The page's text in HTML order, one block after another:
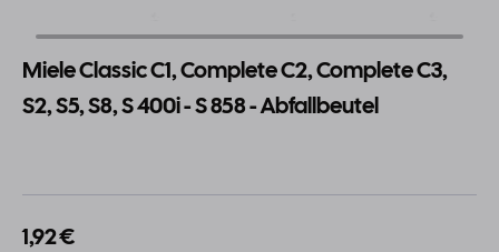
Miele Classic C1, Complete C2, Complete C3,
S2, S5, S8, S 400i - S 858 - Abfallbeutel
1,92 €